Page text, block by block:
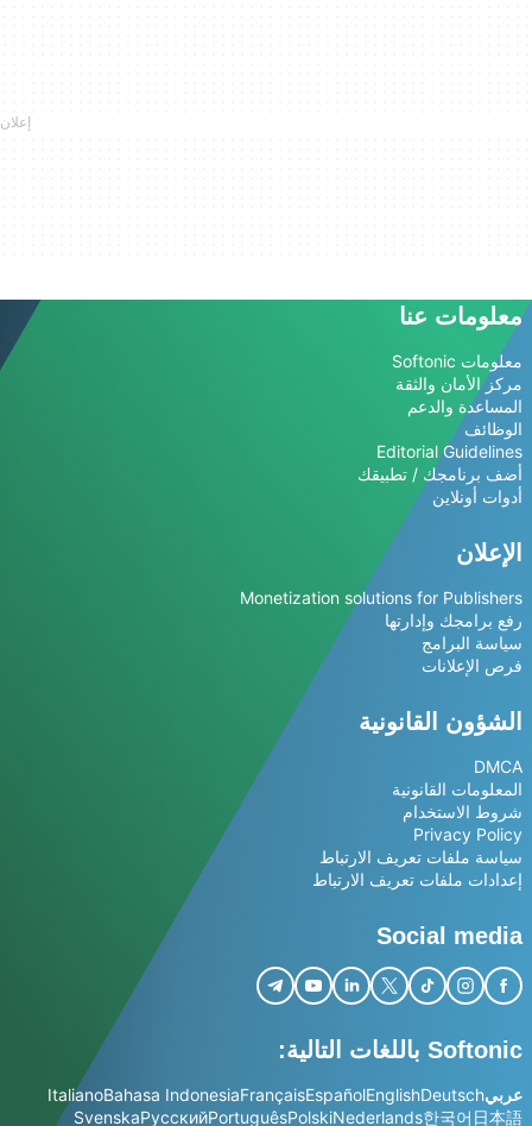
معلومات عنا
معلومات Softonic
مركز الأمان والثقة
المساعدة والدعم
الوظائف
Editorial Guidelines
أضف برنامجك / تطبيقك
أدوات أونلاين
الإعلان
Monetization solutions for Publishers
رفع برامجك وإدارتها
سياسة البرامج
فرص الإعلانات
الشؤون القانونية
DMCA
المعلومات القانونية
شروط الاستخدام
Privacy Policy
سياسة ملفات تعريف الارتباط
إعدادات ملفات تعريف الارتباط
Social media
Softonic باللغات التالية:
عربيDeutsch
English
Español
Français
Bahasa Indonesia
Italiano
日本語
한국어
Nederlands
Polski
Português
Русский
Svenska